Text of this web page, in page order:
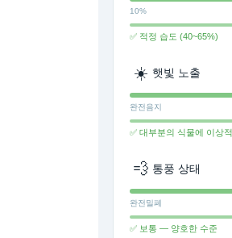
10%
✅ 적정 습도 (40~65%)
☀️ 햇빛 노출
완전음지
✅ 대부분의 식물에 이상적
💨 통풍 상태
완전밀폐
✅ 보통 — 양호한 수준